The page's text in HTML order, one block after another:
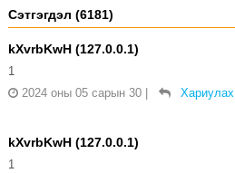
Сэтгэгдэл (6181)
kXvrbKwH (127.0.0.1)
1
2024 оны 05 сарын 30
Хариулах
kXvrbKwH (127.0.0.1)
1